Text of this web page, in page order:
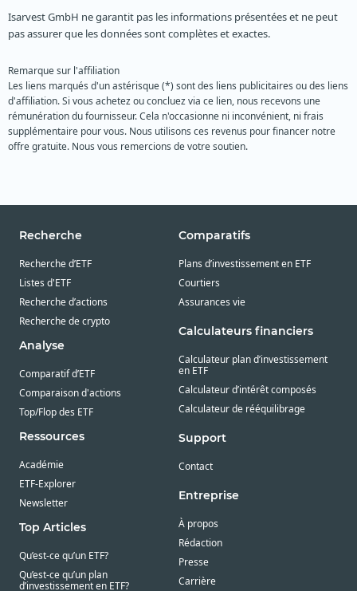
Isarvest GmbH ne garantit pas les informations présentées et ne peut
pas assurer que les données sont complètes et exactes.
Remarque sur l'affiliation
Les liens marqués d'un astérisque (*) sont des liens publicitaires ou des liens
d'affiliation. Si vous achetez ou concluez via ce lien, nous recevons une
rémunération du fournisseur. Cela n'occasionne ni inconvénient, ni frais
supplémentaire pour vous. Nous utilisons ces revenus pour financer notre
offre gratuite. Nous vous remercions de votre soutien.
Recherche
Recherche d’ETF
Listes d'ETF
Recherche d’actions
Recherche de crypto
Analyse
Comparatif d’ETF
Comparaison d'actions
Top/Flop des ETF
Ressources
Académie
ETF-Explorer
Newsletter
Top Articles
Qu’est-ce qu’un ETF?
Qu’est-ce qu’un plan
d’investissement en ETF?
Comparatifs
Plans d’investissement en ETF
Courtiers
Assurances vie
Calculateurs financiers
Calculateur plan d’investissement
en ETF
Calculateur d’intérêt composés
Calculateur de rééquilibrage
Support
Contact
Entreprise
À propos
Rédaction
Presse
Carrière